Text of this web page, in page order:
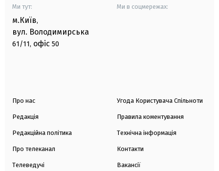
Ми тут:
м.Київ,
вул. Володимирська
61/11, офіс 50
Ми в соцмережах:
Про нас
Редакція
Редакційна політика
Про телеканал
Телеведучі
Угода Користувача Спільноти
Правила коментування
Технічна інформація
Контакти
Вакансії